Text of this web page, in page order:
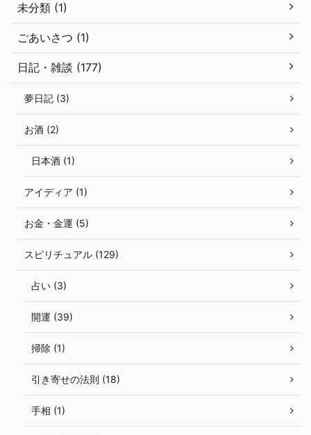
未分類 (1)
ごあいさつ (1)
日記・雑談 (177)
夢日記 (3)
お酒 (2)
日本酒 (1)
アイディア (1)
お金・金運 (5)
スピリチュアル (129)
占い (3)
開運 (39)
掃除 (1)
引き寄せの法則 (18)
手相 (1)